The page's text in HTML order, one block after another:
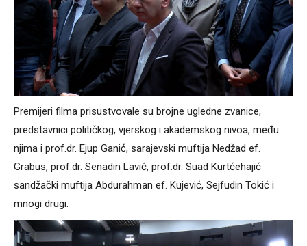
Premijeri filma prisustvovale su brojne ugledne zvanice,
predstavnici političkog, vjerskog i akademskog nivoa, među
njima i prof.dr. Ejup Ganić, sarajevski muftija Nedžad ef.
Grabus, prof.dr. Senadin Lavić, prof.dr. Suad Kurtćehajić
sandžački muftija Abdurahman ef. Kujević, Sejfudin Tokić i
mnogi drugi.